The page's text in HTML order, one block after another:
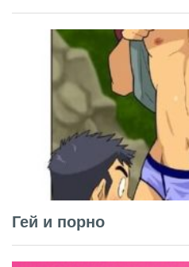
Гей и порно